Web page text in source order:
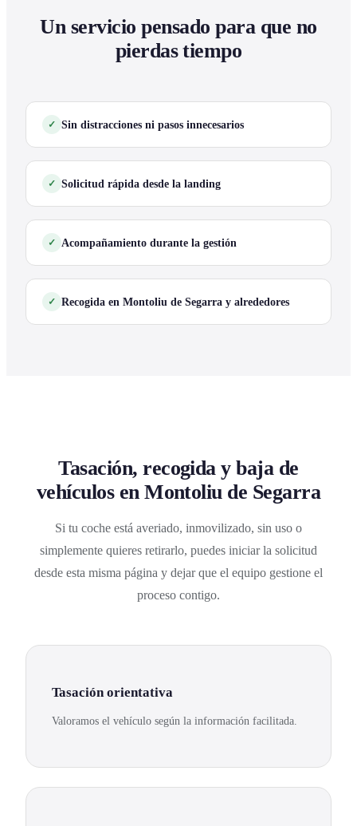
Un servicio pensado para que no
pierdas tiempo
Sin distracciones ni pasos innecesarios
Solicitud rápida desde la landing
Acompañamiento durante la gestión
Recogida en Montoliu de Segarra y alrededores
Tasación, recogida y baja de
vehículos en Montoliu de Segarra
Si tu coche está averiado, inmovilizado, sin uso o
simplemente quieres retirarlo, puedes iniciar la solicitud
desde esta misma página y dejar que el equipo gestione el
proceso contigo.
Tasación orientativa
Valoramos el vehículo según la información facilitada.